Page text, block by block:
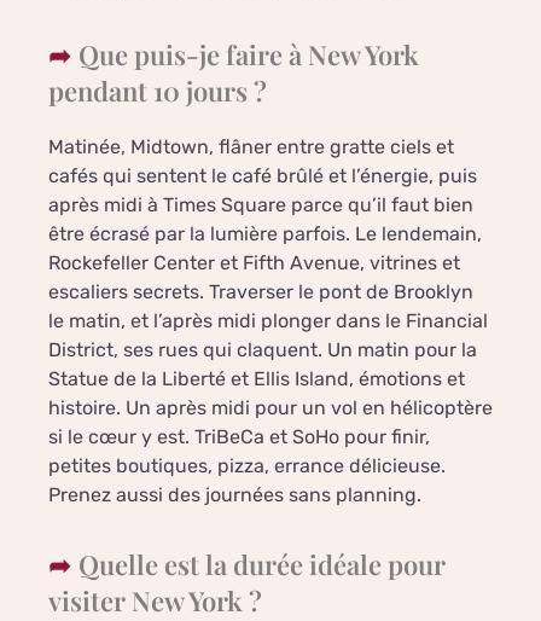
Que puis-je faire à New York
pendant 10 jours ?
Matinée, Midtown, flâner entre gratte ciels et
cafés qui sentent le café brûlé et l’énergie, puis
après midi à Times Square parce qu’il faut bien
être écrasé par la lumière parfois. Le lendemain,
Rockefeller Center et Fifth Avenue, vitrines et
escaliers secrets. Traverser le pont de Brooklyn
le matin, et l’après midi plonger dans le Financial
District, ses rues qui claquent. Un matin pour la
Statue de la Liberté et Ellis Island, émotions et
histoire. Un après midi pour un vol en hélicoptère
si le cœur y est. TriBeCa et SoHo pour finir,
petites boutiques, pizza, errance délicieuse.
Prenez aussi des journées sans planning.
Quelle est la durée idéale pour
visiter New York ?